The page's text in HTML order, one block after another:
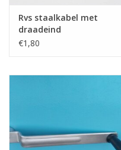
Rvs staalkabel met
draadeind
€1,80